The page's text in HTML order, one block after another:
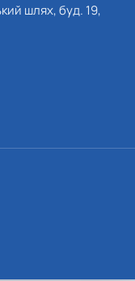
шлях, буд. 19,